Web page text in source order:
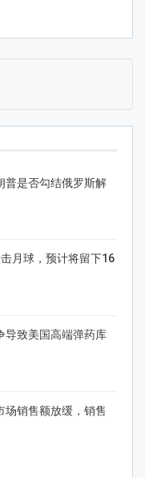
普是否勾结俄罗斯解
月球，预计将留下16
导致美国高端弹药库
场销售额放缓，销售